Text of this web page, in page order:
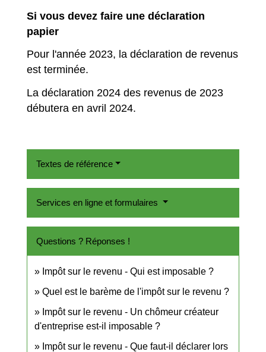
Si vous devez faire une déclaration
papier
Pour l'année 2023, la déclaration de revenus
est terminée.
La déclaration 2024 des revenus de 2023
débutera en avril 2024.
Textes de référence
Services en ligne et formulaires
Questions ? Réponses !
Impôt sur le revenu - Qui est imposable ?
Quel est le barème de l'impôt sur le revenu ?
Impôt sur le revenu - Un chômeur créateur
d'entreprise est-il imposable ?
Impôt sur le revenu - Que faut-il déclarer lors